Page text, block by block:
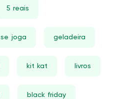
5 reais
se joga geladeira
kit kat livros
black friday